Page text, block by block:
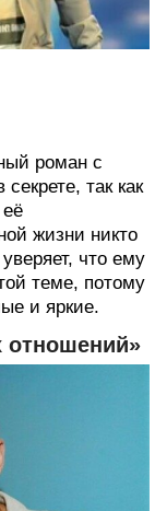
роман с
так как
жизни никто
что ему
теме, потому
и яркие.
отношений»